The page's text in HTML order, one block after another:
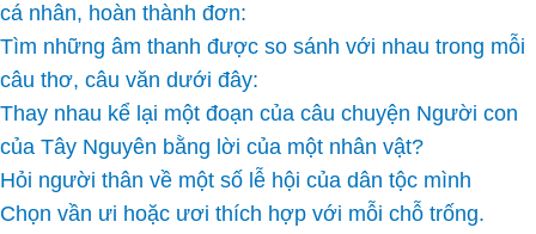
cá nhân, hoàn thành đơn:
Tìm những âm thanh được so sánh với nhau trong mỗi
câu thơ, câu văn dưới đây:
Thay nhau kể lại một đoạn của câu chuyện Người con
của Tây Nguyên bằng lời của một nhân vật?
Hỏi người thân về một số lễ hội của dân tộc mình
Chọn vần ưi hoặc ươi thích hợp với mỗi chỗ trống.